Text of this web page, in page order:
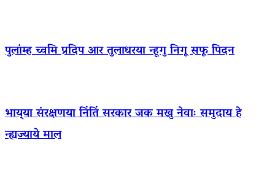
पुलांम्ह च्वमि प्रदिप आर तुलाधरया न्हूगु निगू सफू पिदन
भाय्‌या संरक्षणया निंतिं सरकार जक मखु नेवाः समुदाय हे
न्ह्यज्याये माल